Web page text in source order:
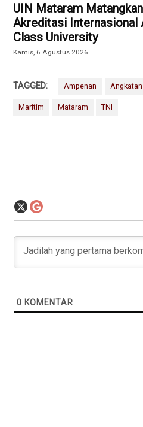
UIN Mataram
Akreditasi Internasional
Class University
Kamis, 6 Agustus 2026
TAGGED: Ampenan
Maritim Mataram TNI
0 KOMENTAR